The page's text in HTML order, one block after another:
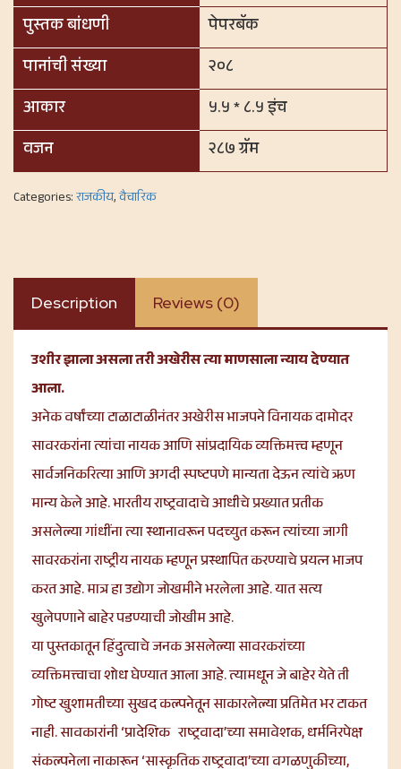
पुस्तक बांधणी
पेपरबॅक
पानांची संख्या
२०८
आकार
५.५ * ८.५ इंच
वजन
२८७ ग्रॅम
Categories:राजकीय,वैचारिक
Description Reviews (0)
उशीर झाला असला तरी अखेरीस त्या माणसाला न्याय देण्यात
आला.
अनेक वर्षांच्या टाळाटाळीनंतर अखेरीस भाजपने विनायक दामोदर
सावरकरांना त्यांचा नायक आणि सांप्रदायिक व्यक्तिमत्त्व म्हणून
सार्वजनिकरित्या आणि अगदी स्पष्टपणे मान्यता देऊन त्यांचे ऋण
मान्य केले आहे. भारतीय राष्ट्रवादाचे आधीचे प्रख्यात प्रतीक
असलेल्या गांधींना त्या स्थानावरून पदच्युत करून त्यांच्या जागी
सावरकरांना राष्ट्रीय नायक म्हणून प्रस्थापित करण्याचे प्रयत्न भाजप
करत आहे. मात्र हा उद्योग जोखमीने भरलेला आहे. यात सत्य
खुलेपणाने बाहेर पडण्याची जोखीम आहे.
या पुस्तकातून हिंदुत्वाचे जनक असलेल्या सावरकरांच्या
व्यक्तिमत्त्वाचा शोध घेण्यात आला आहे. त्यामधून जे बाहेर येते ती
गोष्ट खुशामतीच्या सुखद कल्पनेतून साकारलेल्या प्रतिमेत भर टाकत
नाही. सावकारांनी ‘प्रादेशिक राष्ट्रवादा’च्या समावेशक, धर्मनिरपेक्ष
संकल्पनेला नाकारून ‘सास्कृतिक राष्ट्रवादा’च्या वगळणुकीच्या,